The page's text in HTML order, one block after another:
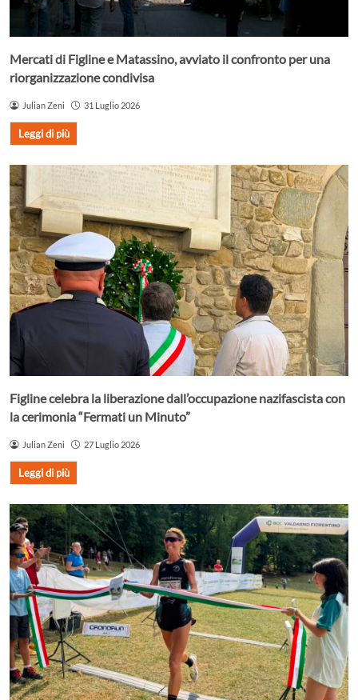
Mercati di Figline e Matassino, avviato il confronto per una
riorganizzazione condivisa
Julian Zeni 31 Luglio 2026
Leggi di più
Figline celebra la liberazione dall’occupazione nazifascista con
la cerimonia “Fermati un Minuto”
Julian Zeni 27 Luglio 2026
Leggi di più